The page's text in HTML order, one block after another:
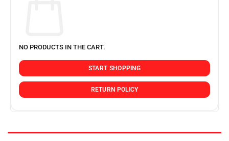
NO PRODUCTS IN THE CART.
START SHOPPING
RETURN POLICY